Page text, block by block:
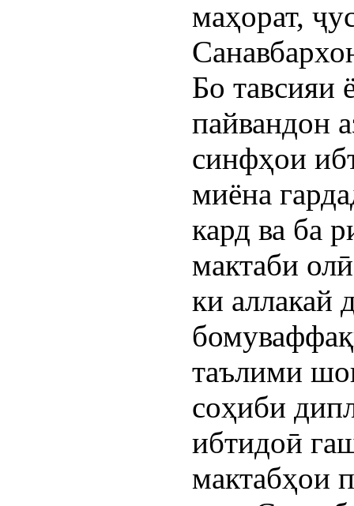
маҳорат,
Бо тавсияи
пайвандон
синфҳои
миёна
кард ва ба
мактаби
ки аллакай
таълими
соҳиби
ибтидоӣ
мактабҳои